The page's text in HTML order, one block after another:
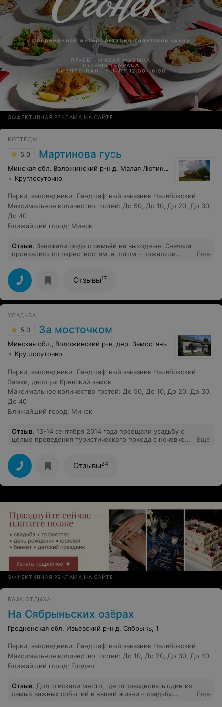
ЭФФЕКТИВНАЯ РЕКЛАМА НА САЙТЕ
КОТТЕДЖ
5.0 Мартинова гусь
Минская обл. Воложинский р-н д. Малая Лютинка, 1
Круглосуточно
Парки, заповедники: Ландшафтный заказник Налибокский
Максимальное количество гостей: До 50, До 10, До 20, До 30,
До 40
Ближайший город: Минск
Отзыв. Заезжали сюда с семьёй на выходные. Сначала
проехались по окрестностям, а потом - пожарили
приятное местечко.
Еще
Отзывы17
УСАДЬБА
5.0 За мосточком
Минская обл., Воложинский р-н, дер. Замостяны
Круглосуточно
Парки, заповедники: Ландшафтный заказник Налибокский
Замки, дворцы: Кревский замок
Максимальное количество гостей: До 50, До 10, До 20, До 30,
До 40
Ближайший город: Минск
Отзыв. 13-14 сентября 2014 года посещали усадьбу с
целью проведения туристического похода с ночевкой
спасибо Инне и Дмитрию. Великолепная организация
похода, спортивных игр, изумительная баня,
прекрасное питание и проживание. Дети в восторге!
Ждут новых приключений. Надеемся стать вашими
постоянными клиентами. Огромное спасибо за
сопровождающих родителей)
Еще
Отзывы24
ЭФФЕКТИВНАЯ РЕКЛАМА НА САЙТЕ
БАЗА ОТДЫХА
На Сябрыньских озёрах
Гродненская обл. Ивьевский р-н д. Сябрынь, 1
Парки, заповедники: Ландшафтный заказник Налибокский
Максимальное количество гостей: До 10, До 20, До 30, До 40
Ближайший город: Гродно
Отзыв. Долго искали место, где отпраздновать один из
самых важных событий в нашей жизни – свадьбу.
Еще